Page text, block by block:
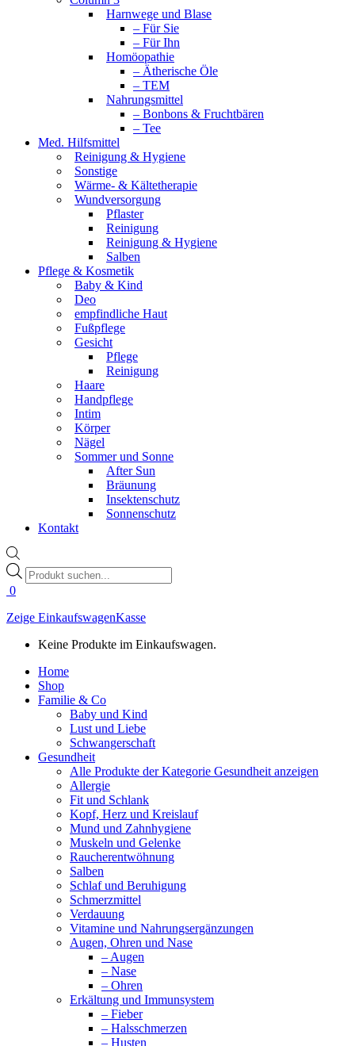
Harnwege und Blase
– Für Sie
– Für Ihn
Homöopathie
– Ätherische Öle
– TEM
Nahrungsmittel
– Bonbons & Fruchtbären
– Tee
Med. Hilfsmittel
Reinigung & Hygiene
Sonstige
Wärme- & Kältetherapie
Wundversorgung
Pflaster
Reinigung
Reinigung & Hygiene
Salben
Pflege & Kosmetik
Baby & Kind
Deo
empfindliche Haut
Fußpflege
Gesicht
Pflege
Reinigung
Haare
Handpflege
Intim
Körper
Nägel
Sommer und Sonne
After Sun
Bräunung
Insektenschutz
Sonnenschutz
Kontakt
Products
search
0
Zeige EinkaufswagenKasse
Keine Produkte im Einkaufswagen.
Home
Shop
Familie & Co
Baby und Kind
Lust und Liebe
Schwangerschaft
Gesundheit
Alle Produkte der Kategorie Gesundheit anzeigen
Allergie
Fit und Schlank
Kopf, Herz und Kreislauf
Mund und Zahnhygiene
Muskeln und Gelenke
Raucherentwöhnung
Salben
Schlaf und Beruhigung
Schmerzmittel
Verdauung
Vitamine und Nahrungsergänzungen
Augen, Ohren und Nase
– Augen
– Nase
– Ohren
Erkältung und Immunsystem
– Fieber
– Halsschmerzen
– Husten